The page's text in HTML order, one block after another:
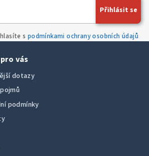
s podmínkami ochrany osobních údajů
Přihlásit se
vás
dotazy
podmínky